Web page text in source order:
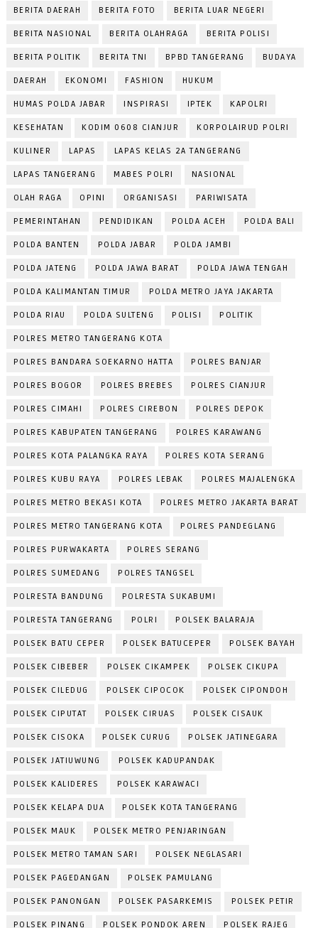
BERITA DAERAH BERITA FOTO BERITA LUAR NEGERI
BERITA NASIONAL BERITA OLAHRAGA BERITA POLISI
BERITA POLITIK BERITA TNI BPBD TANGERANG BUDAYA
DAERAH EKONOMI FASHION HUKUM
HUMAS POLDA JABAR INSPIRASI IPTEK KAPOLRI
KESEHATAN KODIM 0608 CIANJUR KORPOLAIRUD POLRI
KULINER LAPAS LAPAS KELAS 2A TANGERANG
LAPAS TANGERANG MABES POLRI NASIONAL
OLAH RAGA OPINI ORGANISASI PARIWISATA
PEMERINTAHAN PENDIDIKAN POLDA ACEH POLDA BALI
POLDA BANTEN POLDA JABAR POLDA JAMBI
POLDA JATENG POLDA JAWA BARAT POLDA JAWA TENGAH
POLDA KALIMANTAN TIMUR POLDA METRO JAYA JAKARTA
POLDA RIAU POLDA SULTENG POLISI POLITIK
POLRES METRO TANGERANG KOTA
POLRES BANDARA SOEKARNO HATTA POLRES BANJAR
POLRES BOGOR POLRES BREBES POLRES CIANJUR
POLRES CIMAHI POLRES CIREBON POLRES DEPOK
POLRES KABUPATEN TANGERANG POLRES KARAWANG
POLRES KOTA PALANGKA RAYA POLRES KOTA SERANG
POLRES KUBU RAYA POLRES LEBAK POLRES MAJALENGKA
POLRES METRO BEKASI KOTA POLRES METRO JAKARTA BARAT
POLRES METRO TANGERANG KOTA POLRES PANDEGLANG
POLRES PURWAKARTA POLRES SERANG
POLRES SUMEDANG POLRES TANGSEL
POLRESTA BANDUNG POLRESTA SUKABUMI
POLRESTA TANGERANG POLRI POLSEK BALARAJA
POLSEK BATU CEPER POLSEK BATUCEPER POLSEK BAYAH
POLSEK CIBEBER POLSEK CIKAMPEK POLSEK CIKUPA
POLSEK CILEDUG POLSEK CIPOCOK POLSEK CIPONDOH
POLSEK CIPUTAT POLSEK CIRUAS POLSEK CISAUK
POLSEK CISOKA POLSEK CURUG POLSEK JATINEGARA
POLSEK JATIUWUNG POLSEK KADUPANDAK
POLSEK KALIDERES POLSEK KARAWACI
POLSEK KELAPA DUA POLSEK KOTA TANGERANG
POLSEK MAUK POLSEK METRO PENJARINGAN
POLSEK METRO TAMAN SARI POLSEK NEGLASARI
POLSEK PAGEDANGAN POLSEK PAMULANG
POLSEK PANONGAN POLSEK PASARKEMIS POLSEK PETIR
POLSEK PINANG POLSEK PONDOK AREN POLSEK RAJEG